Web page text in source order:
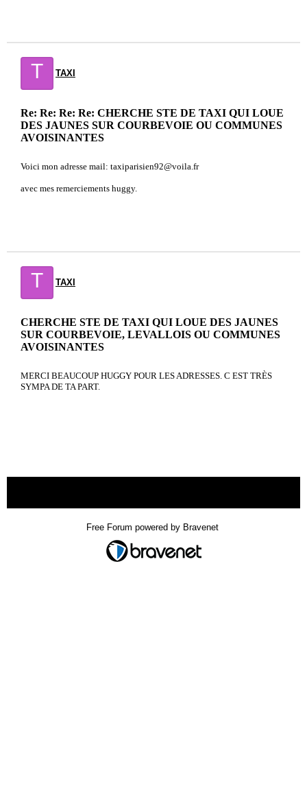
T TAXI
Re: Re: Re: Re: CHERCHE STE DE TAXI QUI LOUE
DES JAUNES SUR COURBEVOIE OU COMMUNES
AVOISINANTES
Voici mon adresse mail: taxiparisien92@voila.fr
avec mes remerciements huggy.
T TAXI
CHERCHE STE DE TAXI QUI LOUE DES JAUNES
SUR COURBEVOIE, LEVALLOIS OU COMMUNES
AVOISINANTES
MERCI BEAUCOUP HUGGY POUR LES ADRESSES. C EST TRÈS
SYMPA DE TA PART.
Free Forum powered by Bravenet